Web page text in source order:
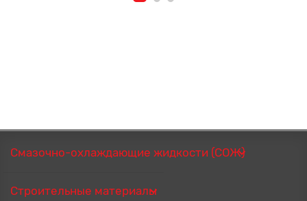
Смазочно-охлаждающие жидкости (СОЖ)
Строительные материалы